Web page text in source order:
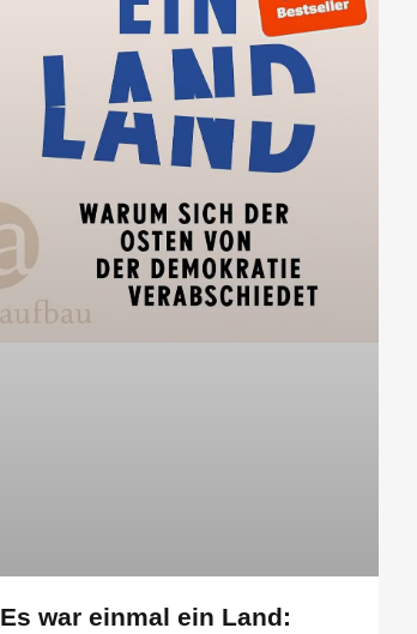
Es war einmal ein Land: